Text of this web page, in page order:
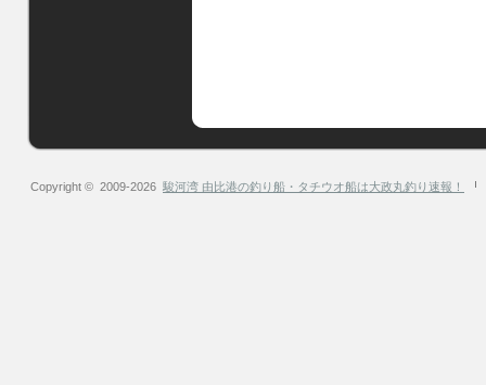
Copyright © 2009-2026 駿河湾 由比港の釣り船・タチウオ船は大政丸釣り速報！